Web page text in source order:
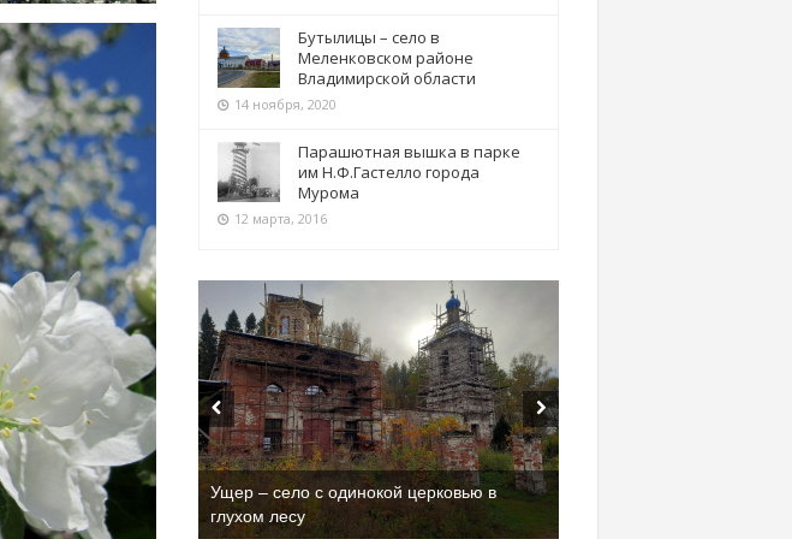
Бутылицы – село в
Меленковском районе
Владимирской области
14 ноября, 2020
Парашютная вышка в парке
им Н.Ф.Гастелло города
Мурома
12 марта, 2016
Ущер – село с одинокой церковью в
глухом лесу